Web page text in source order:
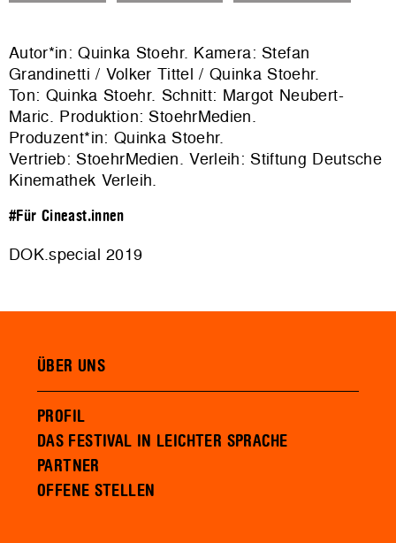
Autor*in: Quinka Stoehr. Kamera: Stefan
Grandinetti / Volker Tittel / Quinka Stoehr.
Ton: Quinka Stoehr. Schnitt: Margot Neubert-
Maric. Produktion: StoehrMedien.
Produzent*in: Quinka Stoehr.
Vertrieb: StoehrMedien. Verleih: Stiftung Deutsche
Kinemathek Verleih.
#Für Cineast.innen
DOK.special 2019
ÜBER UNS
PROFIL
DAS FESTIVAL IN LEICHTER SPRACHE
PARTNER
OFFENE STELLEN